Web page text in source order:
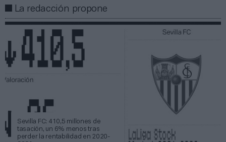
La redacción propone
Sevilla FC: 410,5 millones de
tasación, un 6% menos tras
perder la rentabilidad en 2020-